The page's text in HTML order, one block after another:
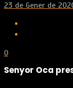
23 de Gener de
0
Senyor Oca